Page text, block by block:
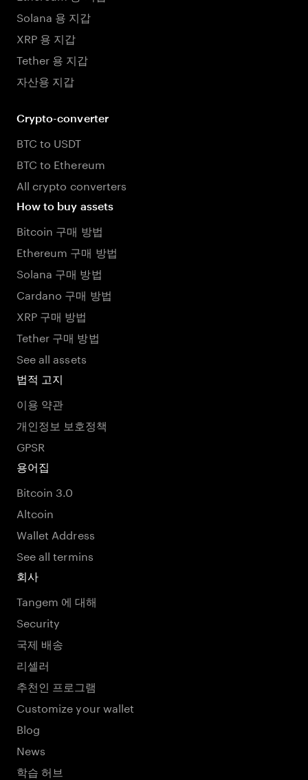
Solana 용 지갑
XRP 용 지갑
Tether 용 지갑
자산용 지갑
Crypto-converter
BTC to USDT
BTC to Ethereum
All crypto converters
How to buy assets
Bitcoin 구매 방법
Ethereum 구매 방법
Solana 구매 방법
Cardano 구매 방법
XRP 구매 방법
Tether 구매 방법
See all assets
법적 고지
이용 약관
개인정보 보호정책
GPSR
용어집
Bitcoin 3.0
Altcoin
Wallet Address
See all termins
회사
Tangem 에 대해
Security
국제 배송
리셀러
추천인 프로그램
Customize your wallet
Blog
News
학습 허브